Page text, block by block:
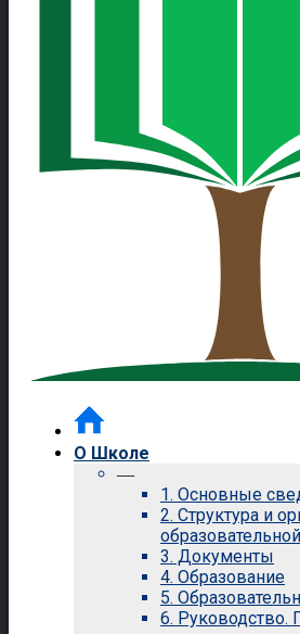
О Школе
—
1. Основные
2. Структура и
3. Документы
4. Образование
5.
6. Руководство.